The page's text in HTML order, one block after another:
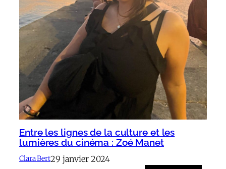
Entre les lignes de la culture et les
lumières du cinéma : Zoé Manet
Clara Bert29 janvier 2024